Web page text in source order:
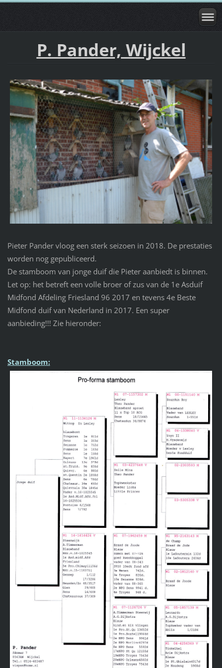
P. Pander, Wijckel
Pieter Pander vloog een sterk seizoen in 2018. De prestaties
worden nog gepubliceerd.
De stamboom van jonge duif die Pieter aanbiedt is binnen.
Let op: het betreft een volle broer of zus van de 1e Asduif
Midfond Afdeling Friesland 96 2017 en tevens 4e Beste
Midfond duif van Nederland in 2017. Een super
aanbieding!!! Zie hieronder:
Stamboom: